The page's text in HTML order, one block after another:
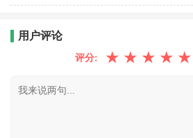
用户评论
评分: ★ ★ ★ ★ ★